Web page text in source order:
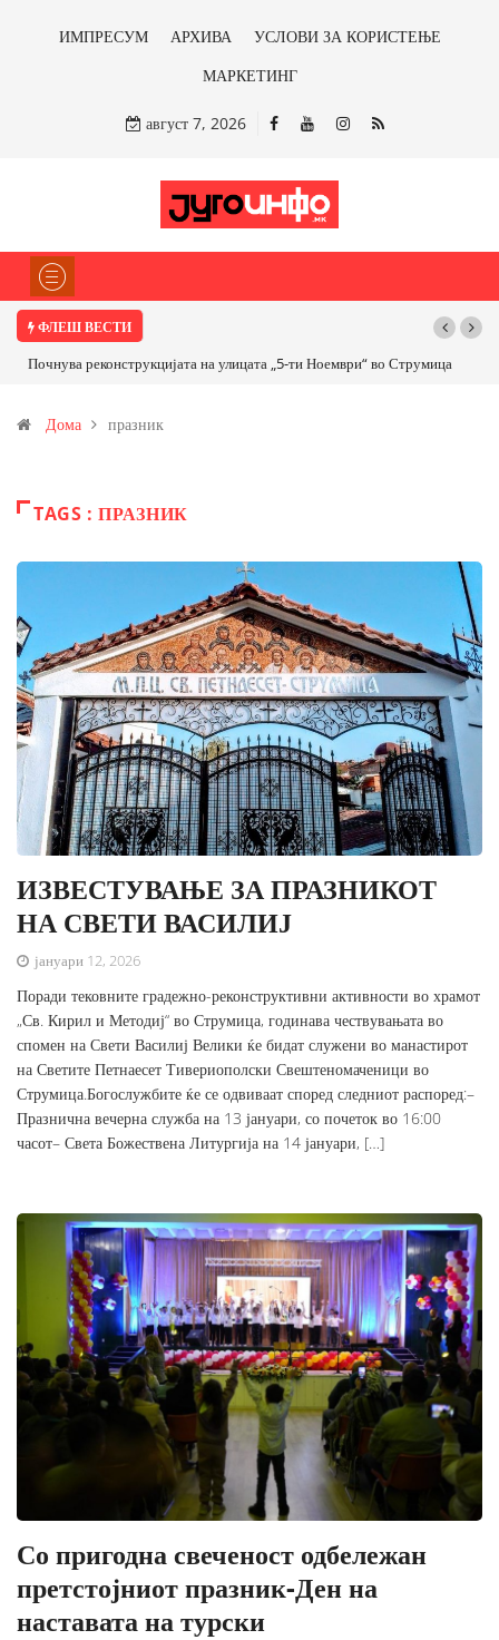
ИМПРЕСУМ АРХИВА
УСЛОВИ ЗА КОРИСТЕЊЕ
МАРКЕТИНГ
август 7, 2026
ФЛЕШ ВЕСТИ
Почнува реконструкцијата на улицата „5-ти Ноември“ во Струмица
Дома празник
TAGS : ПРАЗНИК
ИЗВЕСТУВАЊЕ ЗА ПРАЗНИКОТ
НА СВЕТИ ВАСИЛИЈ
јануари 12, 2026
Поради тековните градежно-реконструктивни активности во храмот
„Св. Кирил и Методиј“ во Струмица, годинава чествувањата во
спомен на Свети Василиј Велики ќе бидат служени во манастирот
на Светите Петнаесет Тивериополски Свештеномаченици во
Струмица.Богослужбите ќе се одвиваат според следниот распоред:–
Празнична вечерна служба на 13 јануари, со почеток во 16:00
часот– Света Божествена Литургија на 14 јануари, […]
Со пригодна свеченост одбележан
претстојниот празник-Ден на
наставата на турски